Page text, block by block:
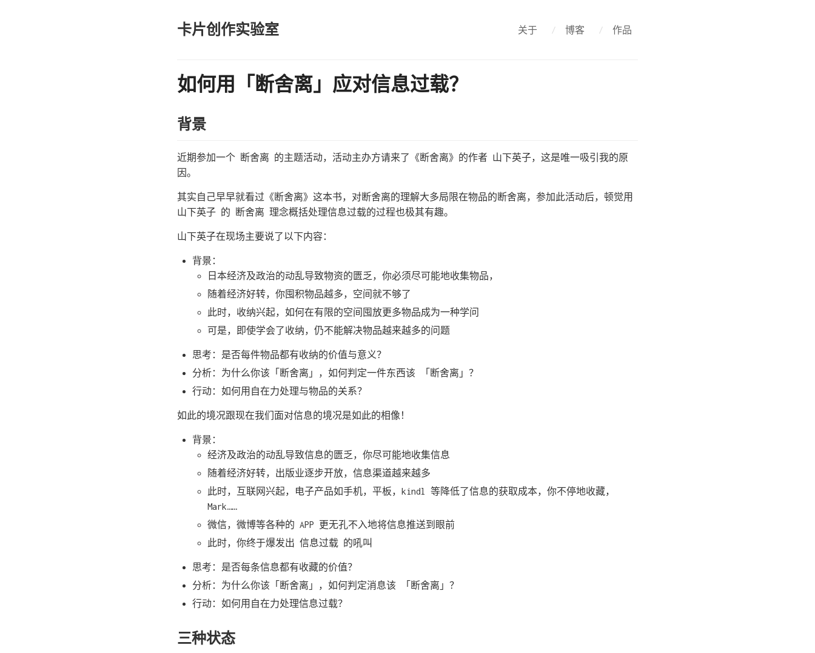
卡片创作实验室 关于 / 博客 / 作品
如何用「断舍离」应对信息过载？
背景
近期参加一个 断舍离 的主题活动，活动主办方请来了《断舍离》的作者 山下英子，这是唯一吸引我的原
因。
其实自己早早就看过《断舍离》这本书，对断舍离的理解大多局限在物品的断舍离，参加此活动后，顿觉用
山下英子 的 断舍离 理念概括处理信息过载的过程也极其有趣。
山下英子在现场主要说了以下内容：
背景：
日本经济及政治的动乱导致物资的匮乏，你必须尽可能地收集物品，
随着经济好转，你囤积物品越多，空间就不够了
此时，收纳兴起，如何在有限的空间囤放更多物品成为一种学问
可是，即使学会了收纳，仍不能解决物品越来越多的问题
思考：是否每件物品都有收纳的价值与意义？
分析：为什么你该「断舍离」，如何判定一件东西该 「断舍离」？
行动：如何用自在力处理与物品的关系？
如此的境况跟现在我们面对信息的境况是如此的相像！
背景：
经济及政治的动乱导致信息的匮乏，你尽可能地收集信息
随着经济好转，出版业逐步开放，信息渠道越来越多
此时，互联网兴起，电子产品如手机，平板，kindl 等降低了信息的获取成本，你不停地收藏，
Mark……
微信，微博等各种的 APP 更无孔不入地将信息推送到眼前
此时，你终于爆发出 信息过载 的吼叫
思考：是否每条信息都有收藏的价值？
分析：为什么你该「断舍离」，如何判定消息该 「断舍离」？
行动：如何用自在力处理信息过载？
三种状态